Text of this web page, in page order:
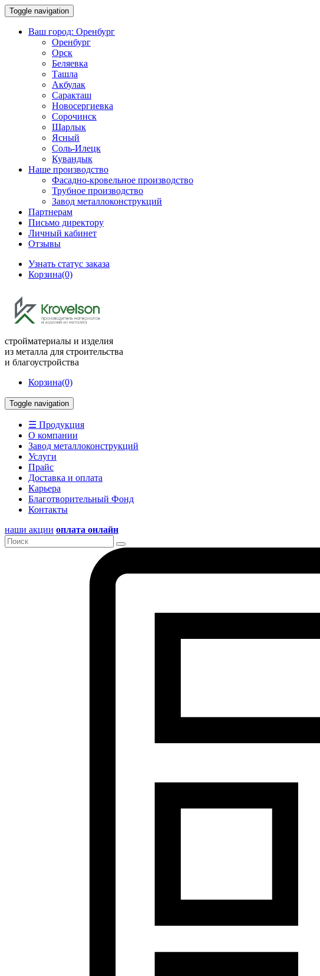
Toggle navigation
Ваш город: Оренбург
Оренбург
Орск
Беляевка
Ташла
Акбулак
Саракташ
Новосергиевка
Сорочинск
Шарлык
Ясный
Соль-Илецк
Кувандык
Наше производство
Фасадно-кровельное производство
Трубное производство
Завод металлоконструкций
Партнерам
Письмо директору
Личный кабинет
Отзывы
Узнать статус заказа
Корзина(0)
стройматериалы и изделия
из металла для строительства
и благоустройства
Корзина(0)
Toggle navigation
☰ Продукция
О компании
Завод металлоконструкций
Услуги
Прайс
Доставка и оплата
Карьера
Благотворительный Фонд
Контакты
наши акции оплата онлайн